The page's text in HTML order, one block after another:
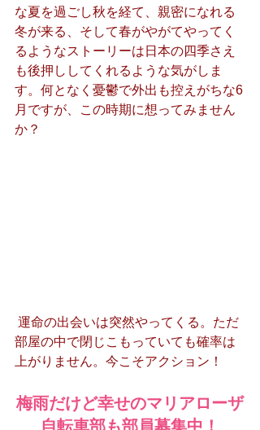
な夏を過ごし秋を経て、親密になれる
冬が来る、そして春がやがてやってく
るようなストーリーは日本の四季さえ
も後押ししてくれるような気がしま
す。何となく憂鬱で外出も控えがちな6
月ですが、この時期に想ってみません
か？
部屋の中で閉じこもっていても確率は
上がりません。今こそアクション！
梅雨だけど幸せのマリアローザ
自転車部も部員募集中！